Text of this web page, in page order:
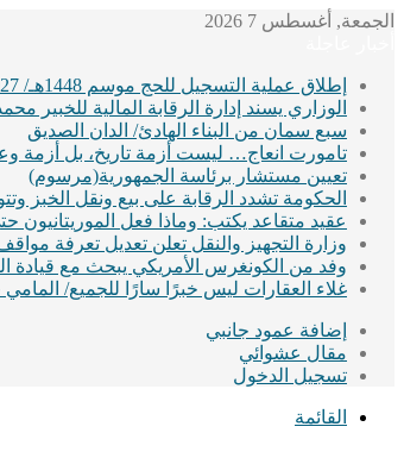
الجمعة, أغسطس 7 2026
إطلاق عملية التسجيل للحج موسم 1448هـ/ 2027م
الوزاري يسند إدارة الرقابة المالية للخبير
سبع سمان من البناء الهادئ/ الدان الصديق
تامورت انعاج… ليست أزمة تاريخ، بل أزمة
تعيين مستشار برئاسة الجمهورية(مرسوم)
الحكومة تشدد الرقابة على بيع ونقل الخبز
عقيد متقاعد يكتب: وماذا فعل
وزارة التجهيز والنقل تعلن تعديل تعرفة
وفد من الكونغرس الأمريكي يبحث مع قيادة
غلاء العقارات ليس خبرًا سارًا للجميع/
إضافة عمود جانبي
مقال عشوائي
تسجيل الدخول
القائمة